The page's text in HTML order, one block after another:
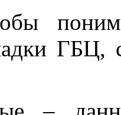
ГБЦ,